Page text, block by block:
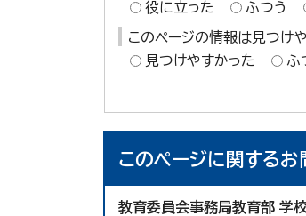
役に立った
ふつう
このページの情報は見つけ
見つけやすかった
ふ
このページに関するお
教育委員会事務局教育部 学